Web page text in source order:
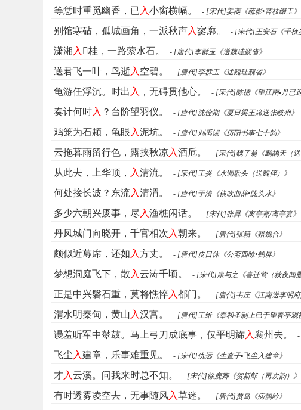
等恁时重觅幽香，已 入小窗横幅。 - [宋代]姜夔《疏影•苔枝缀玉》
别馆寒砧，孤城画角，一派秋声入寥廓。 - [宋代]王安石《千秋
潇湘 入 𤃩桂，一路萦水石。 - [唐代]李群玉《送魏珪觐省》
送君飞一叶，鸟逝 入 空碧。 - [唐代]李群玉《送魏珪觐省》
龟游任浮沉。时出 入 ，无碍贯他心。 - [宋代]陈楠《望江南▪丹已
奏计何时入 ？台阶望羽仪。 - [唐代]沈佺期《夏日梁王席送张岐州》
鸡笼为石颗，龟眼 入泥坑。 - [唐代]刘禹锡《历阳书事七十韵》
云拖暮雨留行色，露挟秋凉入酒卮。 - [宋代]魏了翁《鹧鸪天（
从此去，上华顶， 入清流。 - [宋代]王炎《水调歌头（送魏倅）》
何处接长波？东流入清渭。 - [唐代]于濆《横吹曲辞•陇头水》
多少六朝兴废事，尽 入渔樵闲话。 - [宋代]张昪《离亭燕/离亭宴》
丹凤城门向晓开，千官相次 入朝来。 - [唐代]张籍《赠姚合》
颇似近蓐席，还如 入方丈。 - [唐代]皮日休《公斋四咏•鹤屏》
梦想洞庭飞下，散 入云涛千顷。 - [宋代]康与之《喜迁莺（秋夜闻
正是中兴磐石重，莫将憔悴入都门。 - [唐代]韦庄《江南送李明府
渭水明秦甸，黄山 入汉宫。 - [唐代]王维《奉和圣制上巳于望春亭观
谩羞听军中鼙鼓。马上弓刀成底事，仅平明旆入 襄州去。 -
飞尘 入建章，乐事难重见。 - [宋代]仇远《生查子▪飞尘入建章》
才入云溪。问我来时总不知。 - [宋代]徐鹿卿《贺新郎（再次韵）》
有时透雾凌空去，无事随风入草迷。 - [唐代]贾岛《病鹘吟》